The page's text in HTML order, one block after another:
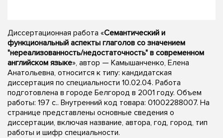
Диссертационная работа «Семантический и
функциональный аспекты глаголов со значением
"нереализованность/недостаточность" в современном
английском языке», автор — Камышанченко, Елена
Анатольевна, относится к типу: кандидатская
диссертация по специальности 10.02.04. Работа
подготовлена в городе Белгород в 2001 году. Объем
работы: 197 с.. Внутренний код товара: 01002288007. На
странице представлены основные сведения о
диссертации, включая название, автора, год, город, тип
работы и шифр специальности.